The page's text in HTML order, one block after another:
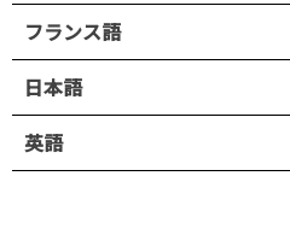
フランス語
日本語
英語